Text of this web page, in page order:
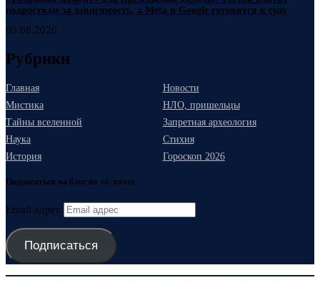
подросткам за зависимость, а Meta и Google готовятся к суду
05.08.2026
Рубрики
Главная
Новости
Мистика
НЛО, пришельцы
Тайны вселенной
Запретная археология
Наука
Стихия
История
Гороскоп 2026
Подписаться на блог по эл. почте
Email адрес
Подписаться